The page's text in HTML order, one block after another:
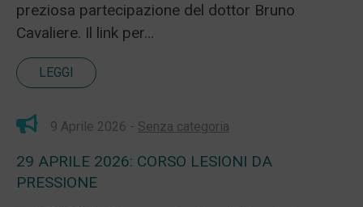
preziosa partecipazione del dottor Bruno
Cavaliere. Il link per…
LEGGI
9 Aprile 2026 - Senza categoria
29 APRILE 2026: CORSO LESIONI DA
PRESSIONE